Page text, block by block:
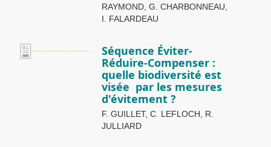
RAYMOND, G. CHARBONNEAU,
I. FALARDEAU
Séquence Éviter-
Réduire-Compenser :
quelle biodiversité est
visée par les mesures
d'évitement ?
F. GUILLET, C. LEFLOCH, R.
JULLIARD